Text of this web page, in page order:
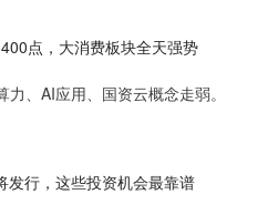
点，大消费板块全天强势
、AI应用、国资云概念走弱。
发行，这些投资机会最靠谱